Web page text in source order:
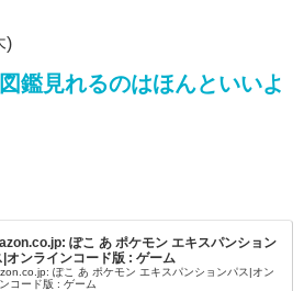
)
鑑見れるのはほんといいよ
ぽこ あ ポケモン エキスパンション
|オンラインコード版 : ゲーム
ぽこ あ ポケモン エキスパンションパス|オン
コード版 : ゲーム